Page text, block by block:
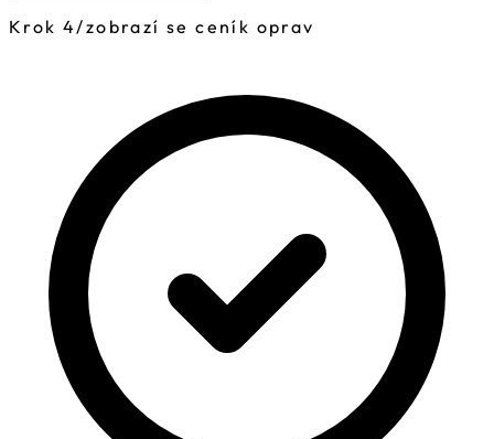
Krok 4 /zobrazí se ceník oprav